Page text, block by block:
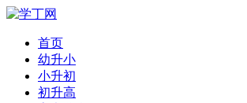
首页
幼升小
小升初
初升高